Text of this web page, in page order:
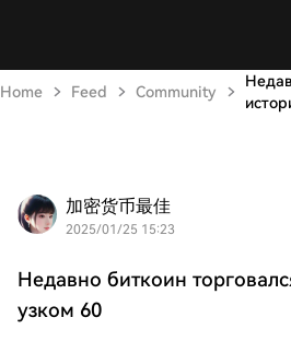
Home Feed Community
加密货币最佳
2025/01/25 15:23
Недавно биткоин
узком 60